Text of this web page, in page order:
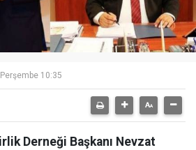
10:35
Derneği Başkanı Nevzat